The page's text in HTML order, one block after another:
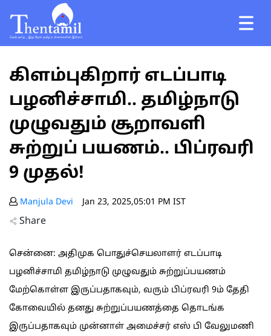
கிளம்புகிறார் எடப்பாடி
பழனிச்சாமி.. தமிழ்நாடு
முழுவதும் சூறாவளி
சுற்றுப் பயணம்.. பிப்ரவரி
9 முதல்!
Manjula Devi Jan 23, 2025,05:01 PM IST
Share
சென்னை: அதிமுக பொதுச்செயலாளர் எடப்பாடி
பழனிச்சாமி தமிழ்நாடு முழுவதும் சுற்றுப்பயணம்
மேற்கொள்ள இருப்பதாகவும், வரும் பிப்ரவரி 9ம் தேதி
கோவையில் தனது சுற்றுப்பயணத்தை தொடங்க
இருப்பதாகவும் முன்னாள் அமைச்சர் எஸ் பி வேலுமணி